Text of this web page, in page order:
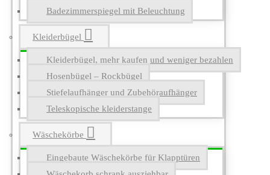
Badezimmerspiegel mit Beleuchtung
Kleiderbügel
Kleiderbügel, mehr kaufen und weniger bezahlen
Hosenbügel – Rockbügel
Stiefelaufhänger und Zubehöraufhänger
Teleskopische kleiderstange
Wäschekörbe
Eingebaute Wäschekörbe für Klapptüren